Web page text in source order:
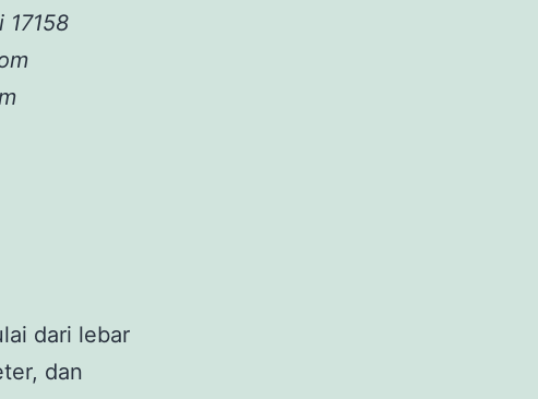
17158
dari lebar
dan